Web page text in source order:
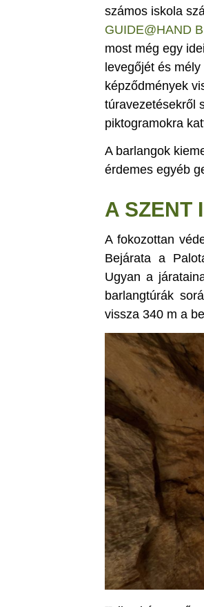
számos iskola
GUIDE@HAND
most még egy
levegőjét és
képződmények
túravezetésekről
piktogramokra
A barlangok
érdemes egyéb
A SZENT
A fokozottan
Bejárata a
Ugyan a
barlangtúrák
vissza 340 m a